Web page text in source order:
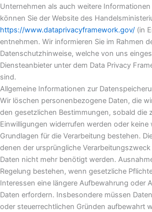
Unternehmen als auch weitere Informationen
können Sie der Website des
https://www.dataprivacyframework.gov/ (in
entnehmen. Wir informieren Sie im Rahmen
Datenschutzhinweise, welche von uns
Diensteanbieter unter dem Data Privacy
sind.
Allgemeine Informationen zur
Wir löschen personenbezogene Daten, die
den gesetzlichen Bestimmungen, sobald die
Einwilligungen widerrufen werden oder keine
Grundlagen für die Verarbeitung bestehen.
denen der ursprüngliche
Daten nicht mehr benötigt werden.
Regelung bestehen, wenn gesetzliche
Interessen eine längere Aufbewahrung oder
Daten erfordern. Insbesondere müssen
oder steuerrechtlichen Gründen aufbewahrt